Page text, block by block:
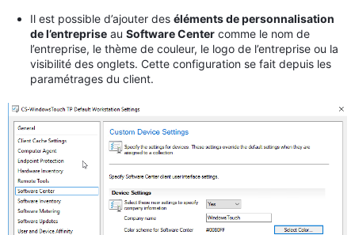
Il est possible d’ajouter des éléments de personnalisation
de l’entreprise au Software Center comme le nom de
l’entreprise, le thème de couleur, le logo de l’entreprise ou la
visibilité des onglets. Cette configuration se fait depuis les
paramétrages du client.